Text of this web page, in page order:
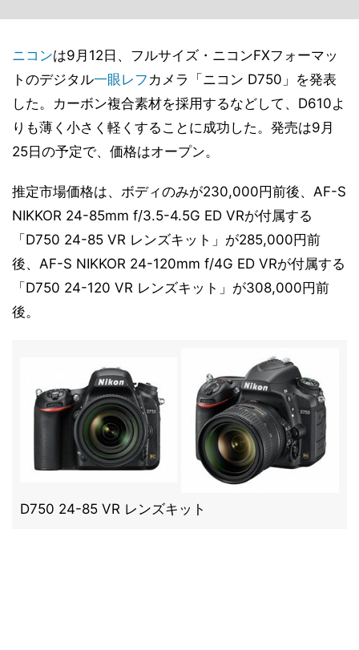
ニコンは9月12日、フルサイズ・ニコンFXフォーマッ
トのデジタル一眼レフ カメラ「ニコン D750」を発表
した。カーボン複合素材を採用するなどして、D610よ
りも薄く小さく軽くすることに成功した。発売は9月
25日の予定で、価格はオープン。
推定市場価格は、ボディのみが230,000円前後、AF-S
NIKKOR 24-85mm f/3.5-4.5G ED VRが付属する
「D750 24-85 VR レンズキット」が285,000円前
後、AF-S NIKKOR 24-120mm f/4G ED VRが付属する
「D750 24-120 VR レンズキット」が308,000円前
後。
D750 24-85 VR レンズキット